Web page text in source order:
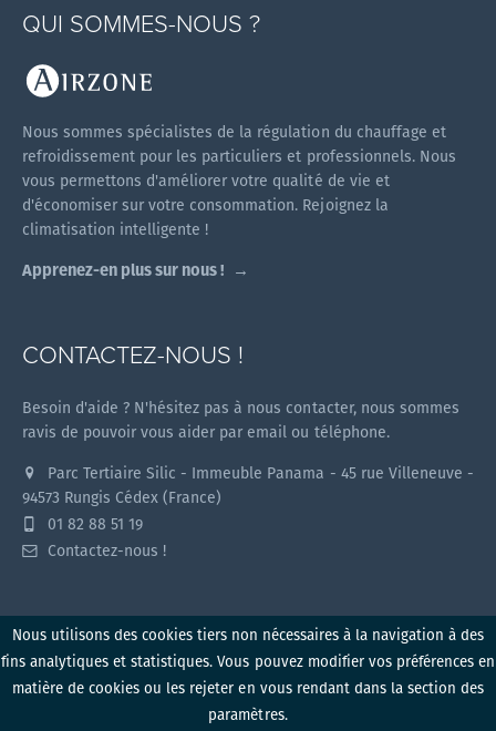
Nous utilisons des cookies tiers non nécessaires à la navigation à des
fins analytiques et statistiques. Vous pouvez modifier vos préférences en
matière de cookies ou les rejeter en vous rendant dans la section des
paramètres.
QUI SOMMES-NOUS ?
Nous sommes spécialistes de la régulation du chauffage et
refroidissement pour les particuliers et professionnels. Nous
vous permettons d'améliorer votre qualité de vie et
d'économiser sur votre consommation. Rejoignez la
climatisation intelligente !
Apprenez-en plus sur nous !
CONTACTEZ-NOUS !
Besoin d'aide ? N'hésitez pas à nous contacter, nous sommes
ravis de pouvoir vous aider par email ou téléphone.
Parc Tertiaire Silic - Immeuble Panama - 45 rue Villeneuve -
94573 Rungis Cédex (France)
01 82 88 51 19
Contactez-nous !
Myzone v1.2.0 (2026)
Politique de confidentialité Conditions d'utilisation